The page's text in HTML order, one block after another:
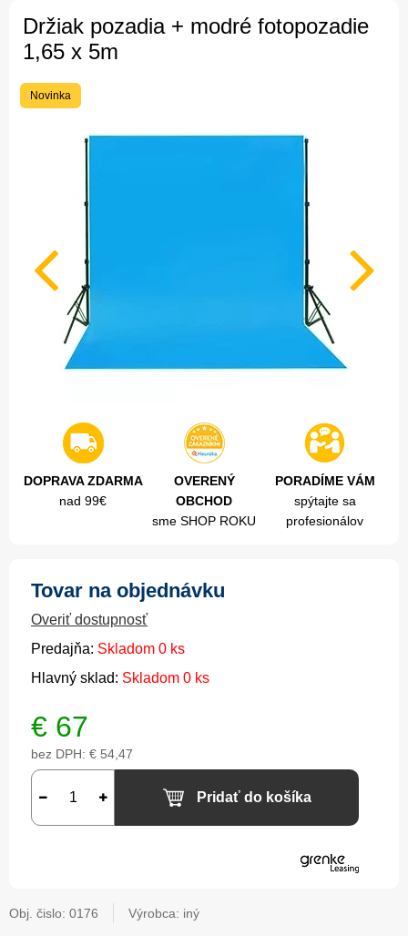
Držiak pozadia + modré fotopozadie
1,65 x 5m
Novinka
DOPRAVA ZDARMA
nad 99€
OVERENÝ
OBCHOD
sme SHOP ROKU
PORADÍME VÁM
spýtajte sa
profesionálov
Tovar na objednávku
Overiť dostupnosť
Predajňa: Skladom 0 ks
Hlavný sklad: Skladom 0 ks
€ 67
bez DPH: € 54,47
Pridať do košíka
Obj. čislo: 0176 Výrobca: iný